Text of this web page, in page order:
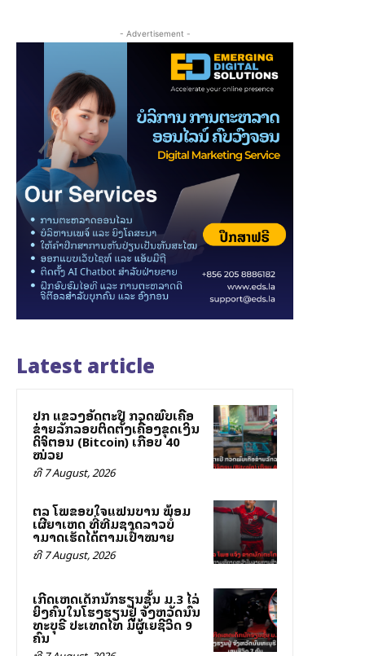
- Advertisement -
Latest article
ປກສ ແຂວງອັດຕະປື ກວດພົບເຄືອ
ຂ່າຍລັກລອບຕິດຕັ້ງເຄື່ອງຂຸດເງິນ
ດິຈິຕອນ (Bitcoin) ເກືອບ 40
ໝ່ວຍ
ທີ 7 August, 2026
ສຕລ ໂພສຂອບໃຈແຟນບານ ພ້ອມ
ເຜີຍສາເຫດ ທີ່ທີມຊາດລາວບໍ່
ສາມາດເຮັດໄດ້ຕາມເປົ້າໝາຍ
ທີ 7 August, 2026
ເກີດເຫດເດັກນັກຮຽນຊັ້ນ ມ.3 ໄລ່
ຍິງຄົນໃນໂຮງຮຽນຢູ່ ຈັງຫວັດນົນ
ທະບຸຣີ ປະເທດໄທ ມີຜູ້ເສຍຊີວິດ 9
ຄົນ